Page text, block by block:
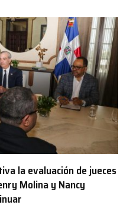
la evaluación de jueces
Molina y Nancy